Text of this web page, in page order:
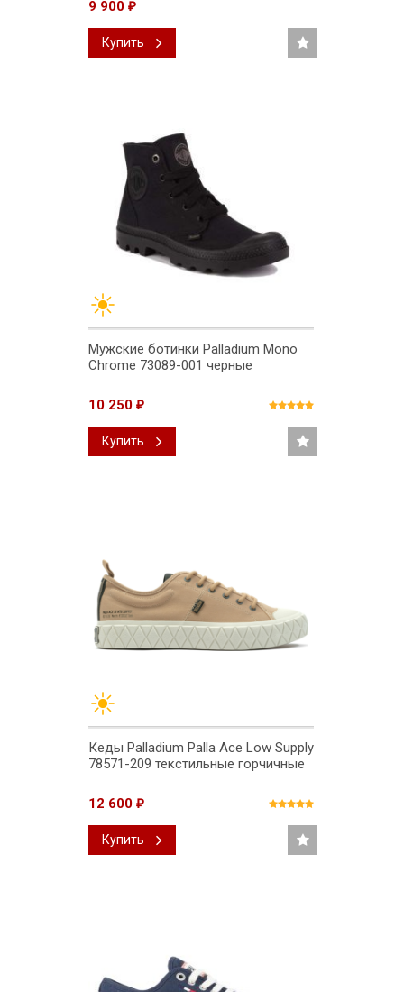
9 900 ₽
Купить
Мужские ботинки Palladium Mono
Chrome 73089-001 черные
10 250 ₽
Купить
Кеды Palladium Palla Ace Low Supply
78571-209 текстильные горчичные
12 600 ₽
Купить